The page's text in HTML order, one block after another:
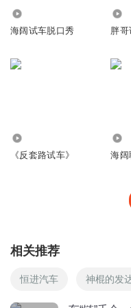
海阔试车脱口秀 胖哥
《反套路试车》 海阔
相关推荐
恒进汽车 神棍的发